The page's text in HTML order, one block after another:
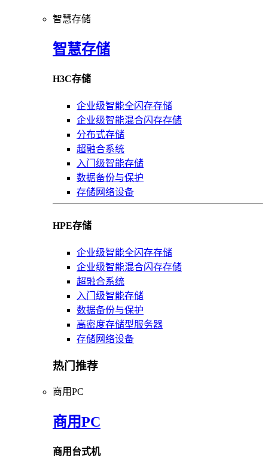
智慧存储
智慧存储
H3C存储
企业级智能全闪存存储
企业级智能混合闪存存储
分布式存储
超融合系统
入门级智能存储
数据备份与保护
存储网络设备
HPE存储
企业级智能全闪存存储
企业级智能混合闪存存储
超融合系统
入门级智能存储
数据备份与保护
高密度存储型服务器
存储网络设备
热门推荐
商用PC
商用PC
商用台式机